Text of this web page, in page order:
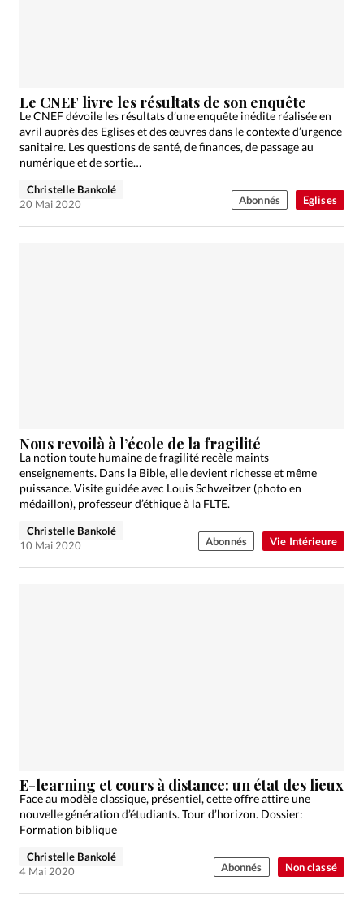
Eglises
Le CNEF livre les résultats de son enquête
Le CNEF dévoile les résultats d’une enquête inédite réalisée en
avril auprès des Eglises et des œuvres dans le contexte d’urgence
sanitaire. Les questions de santé, de finances, de passage au
numérique et de sortie…
Christelle Bankolé
20 Mai 2020
Abonnés
Vie Intérieure
Nous revoilà à l’école de la fragilité
La notion toute humaine de fragilité recèle maints
enseignements. Dans la Bible, elle devient richesse et même
puissance. Visite guidée avec Louis Schweitzer (photo en
médaillon), professeur d’éthique à la FLTE.
Christelle Bankolé
10 Mai 2020
Abonnés
Non classé
E-learning et cours à distance: un état des lieux
Face au modèle classique, présentiel, cette offre attire une
nouvelle génération d’étudiants. Tour d’horizon. Dossier:
Formation biblique
Christelle Bankolé
4 Mai 2020
Abonnés